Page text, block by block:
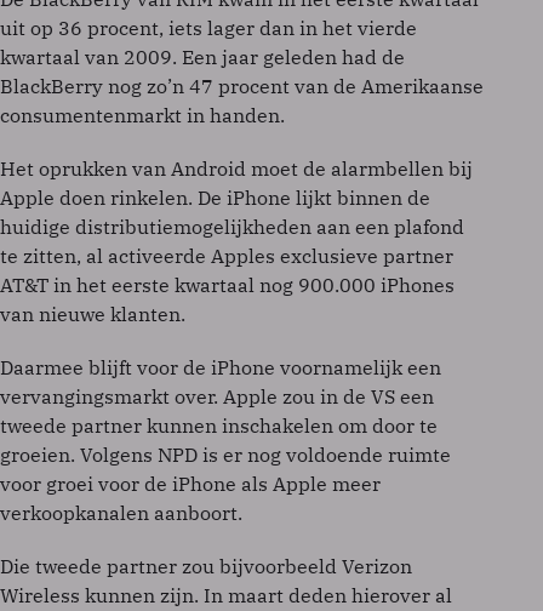
uit op 36 procent, iets lager dan in het vierde
kwartaal van 2009. Een jaar geleden had de
BlackBerry nog zo’n 47 procent van de Amerikaanse
consumentenmarkt in handen.
Het oprukken van Android moet de alarmbellen bij
Apple doen rinkelen. De iPhone lijkt binnen de
huidige distributiemogelijkheden aan een plafond
te zitten, al activeerde Apples exclusieve partner
AT&T in het eerste kwartaal nog 900.000 iPhones
van nieuwe klanten.
Daarmee blijft voor de iPhone voornamelijk een
vervangingsmarkt over. Apple zou in de VS een
tweede partner kunnen inschakelen om door te
groeien. Volgens NPD is er nog voldoende ruimte
voor groei voor de iPhone als Apple meer
verkoopkanalen aanboort.
Die tweede partner zou bijvoorbeeld Verizon
Wireless kunnen zijn. In maart deden hierover al